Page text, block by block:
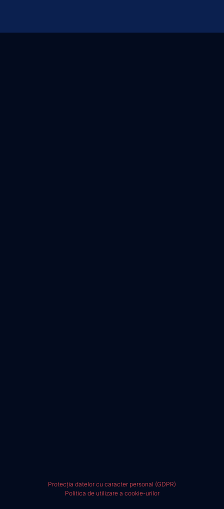
Protecția datelor cu caracter personal (GDPR)
Politica de utilizare a cookie-urilor